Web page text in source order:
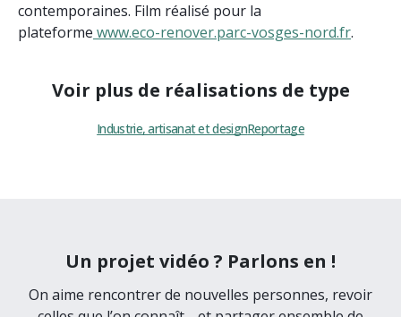
contemporaines. Film réalisé pour la
plateforme www.eco-renover.parc-vosges-nord.fr.
Voir plus de réalisations de type
Industrie, artisanat et designReportage
Un projet vidéo ? Parlons en !
On aime rencontrer de nouvelles personnes, revoir